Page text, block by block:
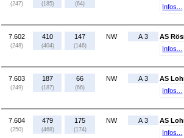
(247) (185) (64)
Infos...
7.602
(248)
410
(404)
147
(146)
NW A 3
AS
Infos...
7.603
(249)
187
(187)
66
(66)
NW A 3
AS
Infos...
7.604
(250)
479
(468)
175
(174)
NW A 3
AS
Infos...